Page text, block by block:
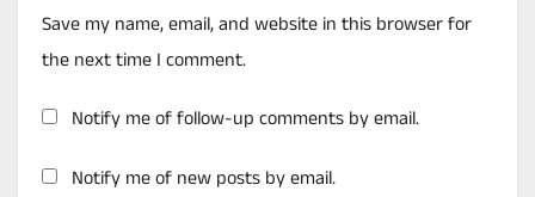
Save my name, email, and website in this browser for
the next time I comment.
Notify me of follow-up comments by email.
Notify me of new posts by email.